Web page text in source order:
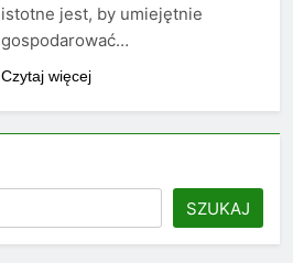
istotne jest, by umiejętnie
gospodarować…
Czytaj więcej
SZUKAJ